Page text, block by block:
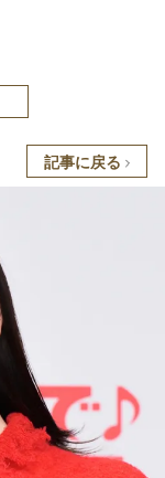
記事に戻る